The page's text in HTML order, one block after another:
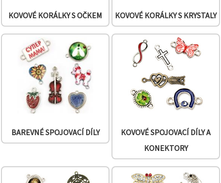
KOVOVÉ KORÁLKY S OČKEM KOVOVÉ KORÁLKY S KRYSTALY
BAREVNÉ SPOJOVACÍ DÍLY
KOVOVÉ SPOJOVACÍ DÍLY A
KONEKTORY